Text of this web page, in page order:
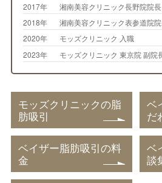
2017年
湘南美容クリニック長野院院
2018年
湘南美容クリニック表参道院
2020年
モッズクリニック 入職
2023年
モッズクリニック 東京院 副院
モッズクリニックの脂
肪吸引
ベ
だ
ベイザー脂肪吸引の料
金
ベ
談